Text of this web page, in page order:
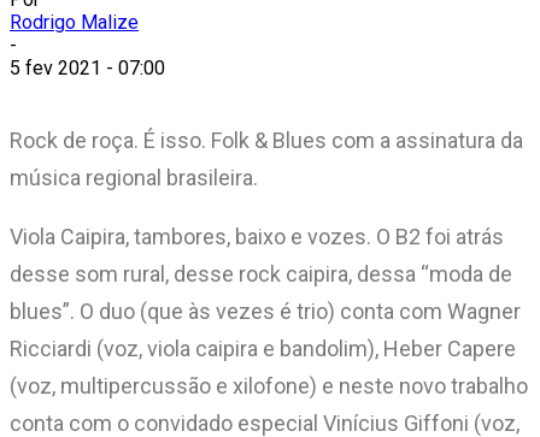
Rodrigo Malize
-
5 fev 2021 - 07:00
Rock de roça. É isso. Folk & Blues com a assinatura da
música regional brasileira.
Viola Caipira, tambores, baixo e vozes. O B2 foi atrás
desse som rural, desse rock caipira, dessa “moda de
blues”. O duo (que às vezes é trio) conta com Wagner
Ricciardi (voz, viola caipira e bandolim), Heber Capere
(voz, multipercussão e xilofone) e neste novo trabalho
conta com o convidado especial Vinícius Giffoni (voz,